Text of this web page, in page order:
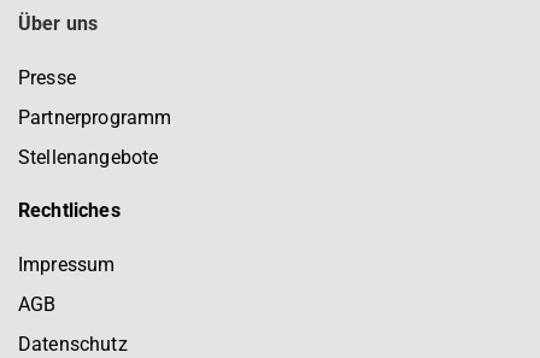
Über uns
Presse
Partnerprogramm
Stellenangebote
Rechtliches
Impressum
AGB
Datenschutz